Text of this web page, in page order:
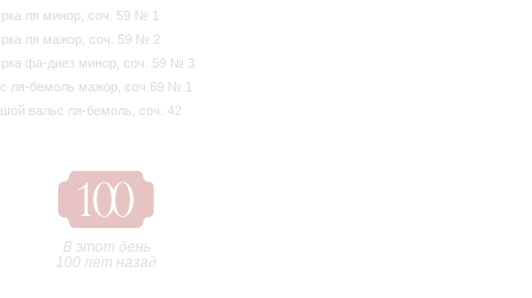
ля минор, соч. 59 № 1
ля мажор, соч. 59 № 2
фа-диез минор, соч. 59 № 3
ля-бемоль мажор, соч.69 № 1
вальс ля-бемоль, соч. 42
В этот день
100 лет назад